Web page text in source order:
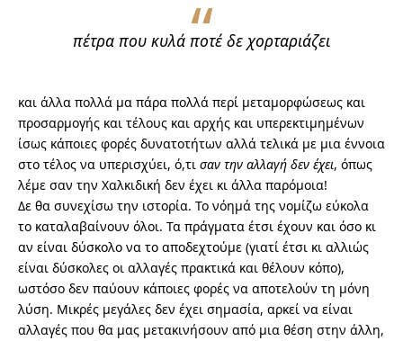
πέτρα που κυλά ποτέ δε χορταριάζει
και άλλα πολλά μα πάρα πολλά περί μεταμορφώσεως και
προσαρμογής και τέλους και αρχής και υπερεκτιμημένων
ίσως κάποιες φορές δυνατοτήτων αλλά τελικά με μια έννοια
στο τέλος να υπερισχύει, ό,τι σαν την αλλαγή δεν έχει, όπως
λέμε σαν την Χαλκιδική δεν έχει κι άλλα παρόμοια!
Δε θα συνεχίσω την ιστορία. Το νόημά της νομίζω εύκολα
το καταλαβαίνουν όλοι. Τα πράγματα έτσι έχουν και όσο κι
αν είναι δύσκολο να το αποδεχτούμε (γιατί έτσι κι αλλιώς
είναι δύσκολες οι αλλαγές πρακτικά και θέλουν κόπο),
ωστόσο δεν παύουν κάποιες φορές να αποτελούν τη μόνη
λύση. Μικρές μεγάλες δεν έχει σημασία, αρκεί να είναι
αλλαγές που θα μας μετακινήσουν από μια θέση στην άλλη,